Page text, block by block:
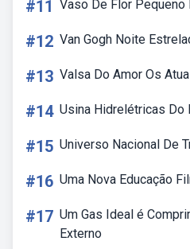
#11 Vaso De Flor Pequeno
#12 Van Gogh Noite
#13 Valsa Do Amor Os
#14 Usina Hidrelétricas Do
#15 Universo Nacional De
#16 Uma Nova Educação
#17 Um Gas Ideal é
Externo